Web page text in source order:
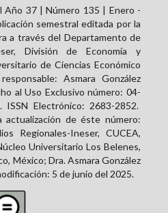
Año 37 | Número 135 | Enero -
semestral editada por la
a través del Departamento de
División de Economía y
de Ciencias Económico
Asmara González
al Uso Exclusivo número: 04-
ISSN Electrónico: 2683-2852.
actualización de éste número:
Regionales-Ineser, CUCEA,
Universitario Los Belenes,
México; Dra. Asmara González
5 de junio del 2025.